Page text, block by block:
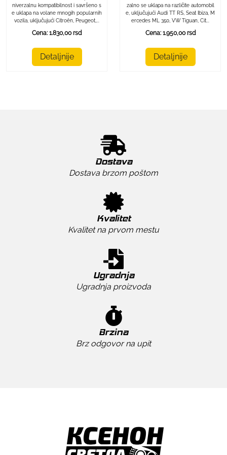
niverzalnu kompatibilnost i savršeno s
e uklapa na volane mnogih popularnih
vozila, uključujući Citroën, Peugeot,...
Cena: 1.830,00 rsd
Detaljnije
zalno se uklapa na različite automobil
e, uključujući Audi TT RS, Seat Ibiza, M
ercedes ML 350, VW Tiguan, Cit...
Cena: 1.950,00 rsd
Detaljnije
Dostava
Dostava brzom poštom
Kvalitet
Kvalitet na prvom mestu
Ugradnja
Ugradnja proizvoda
Brzina
Brz odgovor na upit